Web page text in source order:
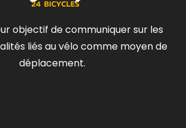
objectif de communiquer sur les
liés au vélo comme moyen de
déplacement.